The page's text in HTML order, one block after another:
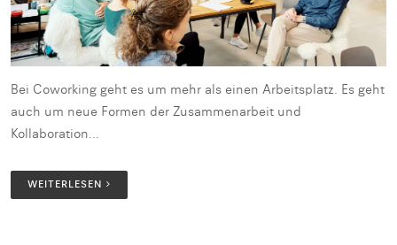
Bei Coworking geht es um mehr als einen Arbeitsplatz. Es geht
auch um neue Formen der Zusammenarbeit und
Kollaboration...
WEITERLESEN